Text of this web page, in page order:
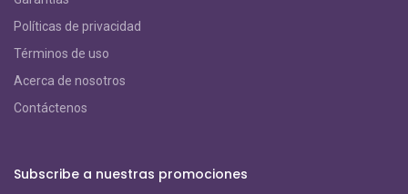
Políticas de privacidad
Términos de uso
Acerca de nosotros
Contáctenos
Subscribe a nuestras promociones